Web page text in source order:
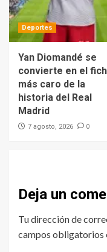
Deportes
Yan Diomandé se
convierte en el
más caro de la
historia del Real
Madrid
7 agosto, 2026 0
Deja un
Tu dirección de
campos obligatorios